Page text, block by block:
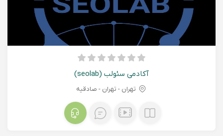
آکادمی سئولب (seolab)
تهران - تهران - صادقیه